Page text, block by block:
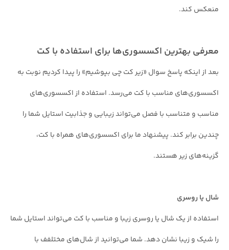
منعکس کند.
معرفی بهترین اکسسوری‌ها برای استفاده با کت
بعد از اینکه پاسخ سوال «زیر کت چی بپوشیم» را پیدا کردیم نوبت به
اکسسوری‌های مناسب با کت می‌رسد. استفاده از اکسسوری‌های
مناسب و متناسب با فصل می‌تواند زیبایی و جذابیت استایل شما را
چندین برابر کند. پیشنهاد ما برای اکسسوری‌های همراه با کت،
گزینه‌های زیر هستند.
شال یا روسری
استفاده از یک شال یا روسری زیبا و مناسب با کت می‌تواند استایل شما
را شیک و زیبا نشان دهد. شما می‌توانید از شال‌های مختلفف با